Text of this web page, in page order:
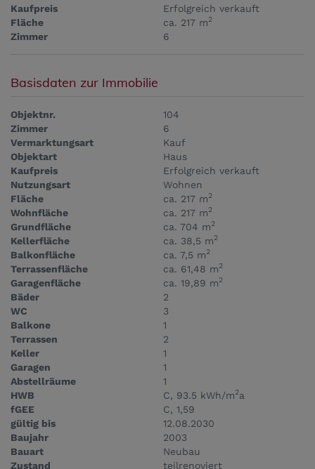
Kaufpreis
Erfolgreich verkauft
Fläche
ca. 217 m2
Zimmer 6
Basisdaten zur Immobilie
Objektnr.
104
Zimmer
6
Vermarktungsart
Kauf
Objektart
Haus
Kaufpreis
Erfolgreich verkauft
Nutzungsart
Wohnen
Fläche
ca. 217 m2
Wohnfläche ca. 217 m2
Grundfläche ca. 704 m2
Kellerfläche ca. 38,5 m2
Balkonfläche ca. 7,5 m2
Terrassenfläche ca. 61,48 m2
Garagenfläche ca. 19,89 m2
Bäder
2
WC
3
Balkone
1
Terrassen
2
Keller
1
Garagen
1
Abstellräume
1
HWB
C, 93.5 kWh/m2a
fGEE
C, 1,59
gültig bis
12.08.2030
Baujahr
2003
Bauart
Neubau
Zustand
teilrenoviert